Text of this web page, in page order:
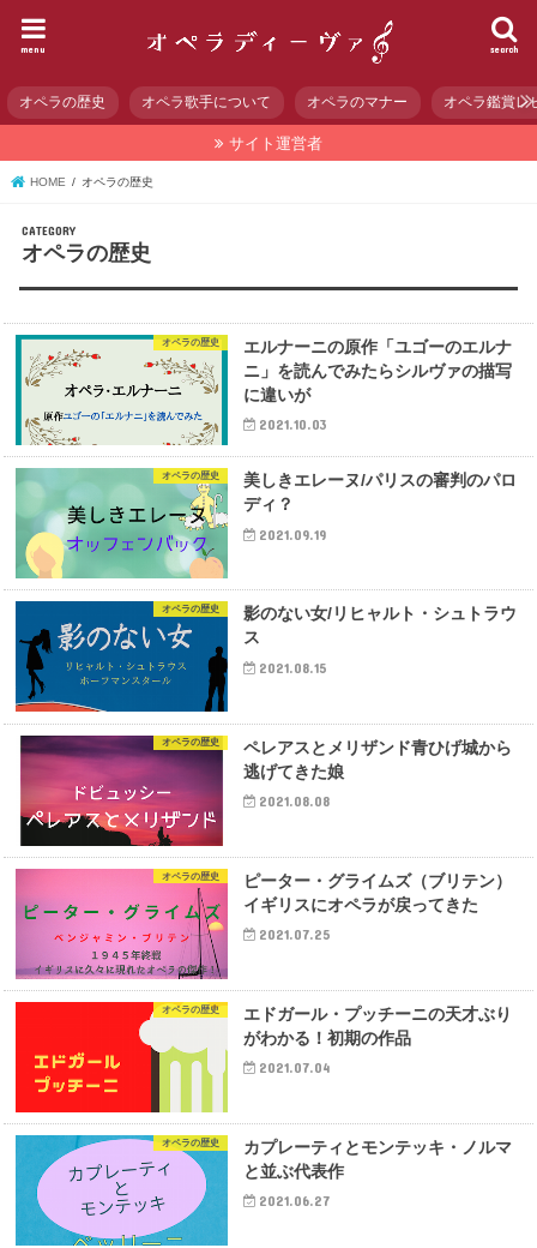
search
menu
オペラの歴史 オペラ歌手について オペラのマナー オペラ鑑賞レ
サイト運営者
HOME オペラの歴史
オペラの歴史
オペラの歴史
エルナーニの原作「ユゴーのエルナ
ニ」を読んでみたらシルヴァの描写
に違いが
2021.10.03
オペラの歴史
美しきエレーヌ/パリスの審判のパロ
ディ？
2021.09.19
オペラの歴史
影のない女/リヒャルト・シュトラウ
ス
2021.08.15
オペラの歴史
ペレアスとメリザンド青ひげ城から
逃げてきた娘
2021.08.08
オペラの歴史
ピーター・グライムズ（ブリテン）
イギリスにオペラが戻ってきた
2021.07.25
オペラの歴史
エドガール・プッチーニの天才ぶり
がわかる！初期の作品
2021.07.04
オペラの歴史
カプレーティとモンテッキ・ノルマ
と並ぶ代表作
2021.06.27